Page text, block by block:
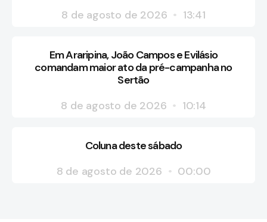
8 de agosto de 2026
13:41
Em Araripina, João Campos e Evilásio
comandam maior ato da pré-campanha no
Sertão
8 de agosto de 2026
10:14
Coluna deste sábado
8 de agosto de 2026
00:00